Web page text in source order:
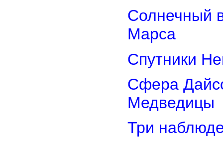
Солнечный
Марса
Спутники
Сфера
Медведицы
Три